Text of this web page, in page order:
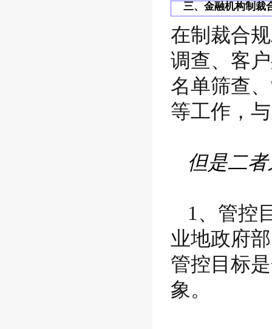
三、金融机构制裁
在制裁合
调查、客
名单筛查
等工作，与
但是二
1、管控
业地政府
管控目标
象。